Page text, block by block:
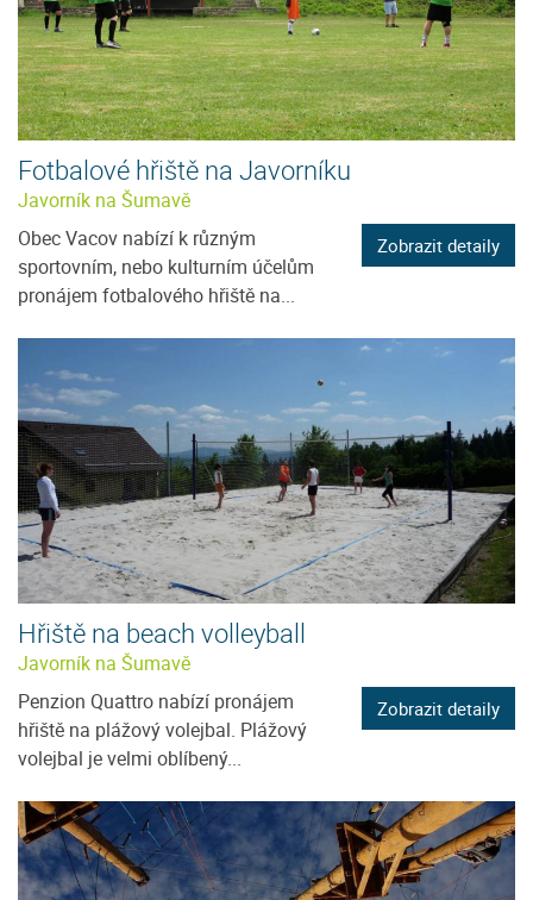
Fotbalové hřiště na Javorníku
Javorník na Šumavě
Obec Vacov nabízí k různým
sportovním, nebo kulturním účelům
pronájem fotbalového hřiště na...
Zobrazit detaily
Hřiště na beach volleyball
Javorník na Šumavě
Penzion Quattro nabízí pronájem
hřiště na plážový volejbal. Plážový
volejbal je velmi oblíbený...
Zobrazit detaily